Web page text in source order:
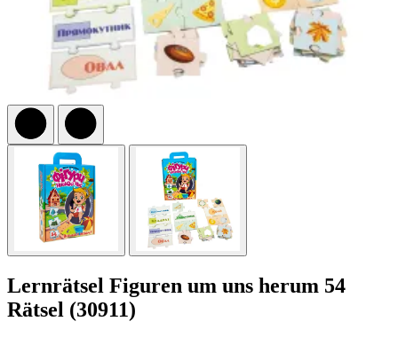
Lernrätsel Figuren um uns herum 54
Rätsel (30911)